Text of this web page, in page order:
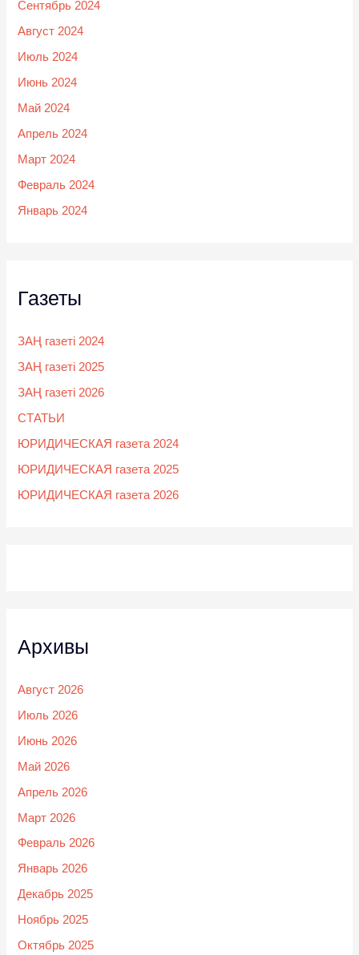
Сентябрь 2024
Август 2024
Июль 2024
Июнь 2024
Май 2024
Апрель 2024
Март 2024
Февраль 2024
Январь 2024
Газеты
ЗАҢ газеті 2024
ЗАҢ газеті 2025
ЗАҢ газеті 2026
СТАТЬИ
ЮРИДИЧЕСКАЯ газета 2024
ЮРИДИЧЕСКАЯ газета 2025
ЮРИДИЧЕСКАЯ газета 2026
Архивы
Август 2026
Июль 2026
Июнь 2026
Май 2026
Апрель 2026
Март 2026
Февраль 2026
Январь 2026
Декабрь 2025
Ноябрь 2025
Октябрь 2025